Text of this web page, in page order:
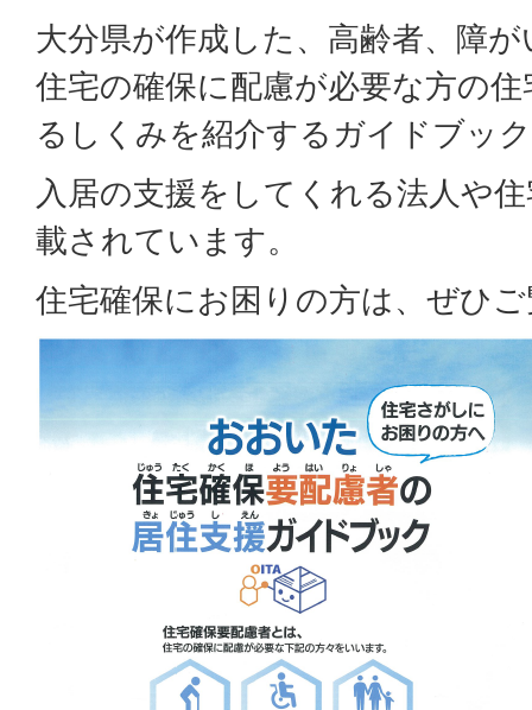
大分県が作成した、高齢者、障
住宅の確保に配慮が必要な方の
るしくみを紹介するガイドブッ
入居の支援をしてくれる法人や
載されています。
住宅確保にお困りの方は、ぜひ